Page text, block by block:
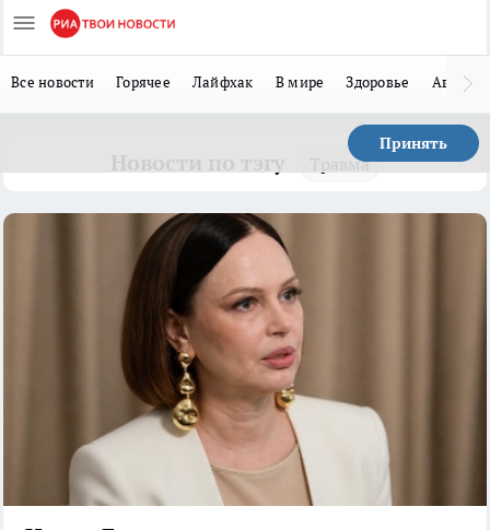
Все новости Горячее Лайфхак В мире Здоровье Авто
Принять
Травма